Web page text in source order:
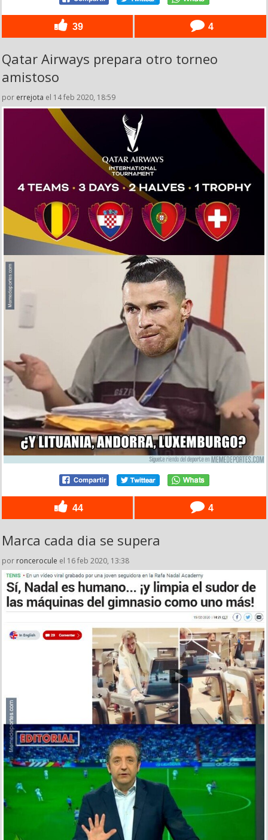
39 4
Qatar Airways prepara otro torneo
amistoso
por errejota el 14 feb 2020, 18:59
44 4
Marca cada dia se supera
por roncerocule el 16 feb 2020, 13:38